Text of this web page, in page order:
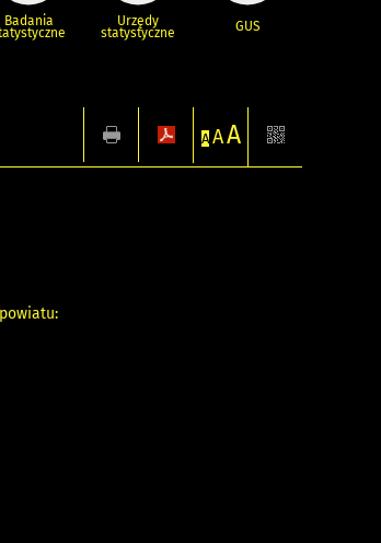
Badania Urzędy
statystyczne GUS
A AA